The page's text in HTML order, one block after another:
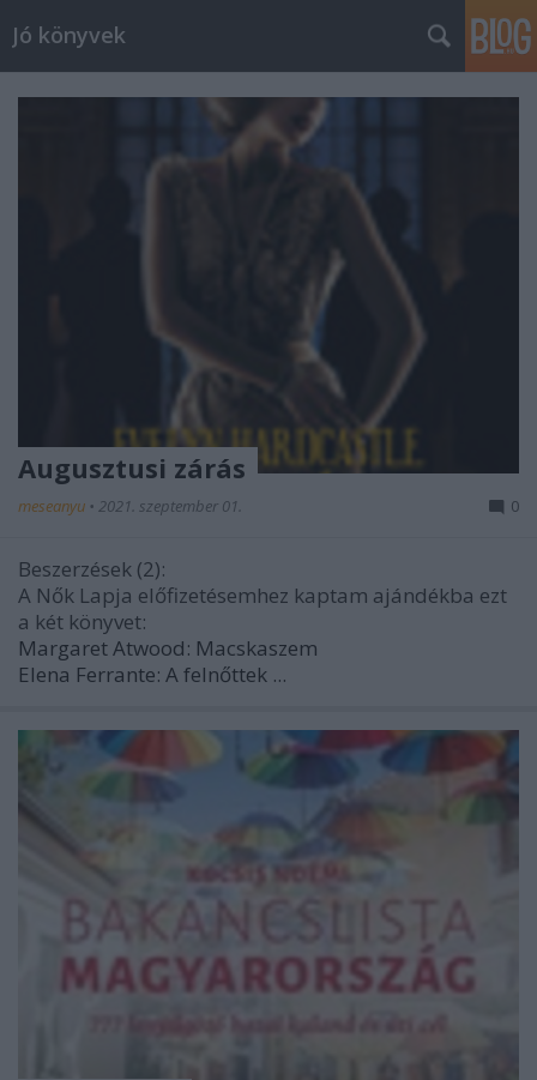
Jó könyvek
Augusztusi zárás
meseanyu • 2021. szeptember 01. 0
Beszerzések (2):
A Nők Lapja előfizetésemhez kaptam ajándékba ezt
a két könyvet:
Margaret Atwood: Macskaszem
Elena Ferrante: A felnőttek ...